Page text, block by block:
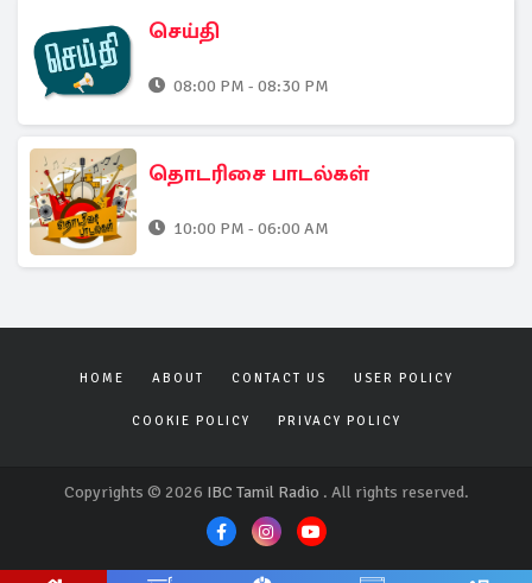
செய்தி
08:00 PM - 08:30 PM
தொடரிசை பாடல்கள்
10:00 PM - 06:00 AM
HOME ABOUT CONTACT US USER POLICY
COOKIE POLICY PRIVACY POLICY
Copyrights © 2026 IBC Tamil Radio . All rights reserved.